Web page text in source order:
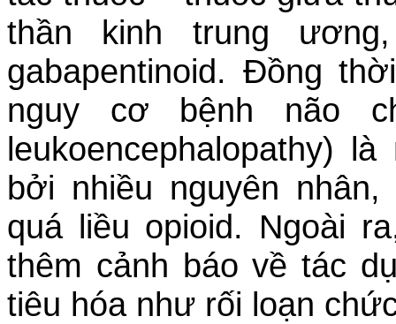
thần kinh trung
gabapentinoid. Đồng
nguy cơ bệnh não
leukoencephalopathy)
bởi nhiều nguyên
quá liều opioid. Ngoài
thêm cảnh báo về tác
tiêu hóa như rối loạn